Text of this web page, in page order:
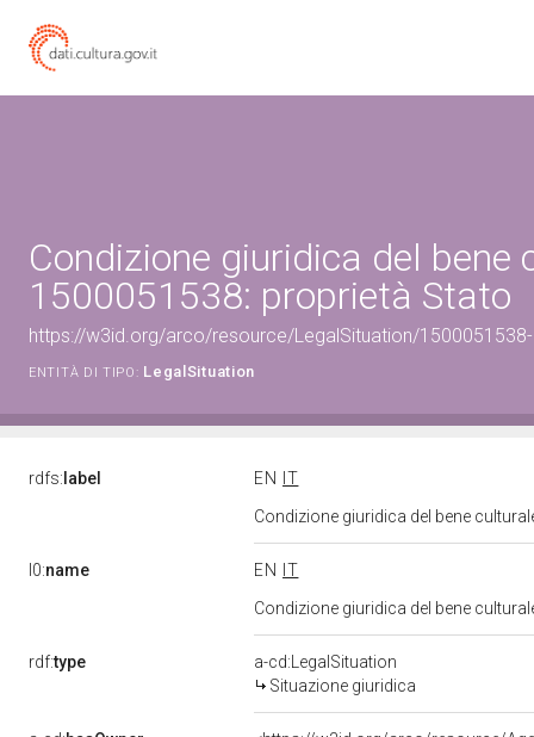
Condizione giuridica del bene
1500051538: proprietà Stato
https://w3id.org/arco/resource/LegalSituation/
ENTITÀ DI TIPO: LegalSituation
rdfs: label EN
IT
Condizione giuridica del bene
l0:name EN
IT
Condizione giuridica del bene
rdf:type
a-cd:LegalSituation
Situazione giuridica